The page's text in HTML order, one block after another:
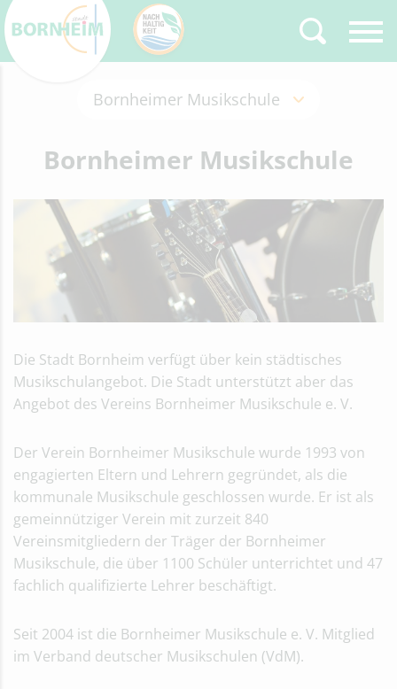
Bornheimer Musikschule
Schulen
Grundschulen
Weiterführende Schulen in
Bornheim
Schulentwicklungsplanung
Stadtschulpflegschaft
Volkshochschule
Bornheimer Musikschule
Stadtbücherei Bornheim
Service
Jugendakademie Walberberg
Bornheimer Musikschule
Die Stadt Bornheim verfügt über kein städtisches
Musikschulangebot. Die Stadt unterstützt aber das
Angebot des Vereins Bornheimer Musikschule e. V.
Der Verein Bornheimer Musikschule wurde 1993 von
engagierten Eltern und Lehrern gegründet, als die
kommunale Musikschule geschlossen wurde. Er ist als
gemeinnütziger Verein mit zurzeit 840
Vereinsmitgliedern der Träger der Bornheimer
Musikschule, die über 1100 Schüler unterrichtet und 47
fachlich qualifizierte Lehrer beschäftigt.
Seit 2004 ist die Bornheimer Musikschule e. V. Mitglied
im Verband deutscher Musikschulen (VdM).